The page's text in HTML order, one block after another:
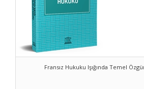
Fransız Hukuku Işığında Temel